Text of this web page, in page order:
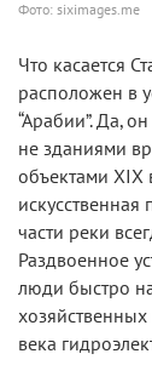
Фото: siximages.me
Что касается
расположен в
“Арабии”. Да,
не зданиями
объектами XIX
искусственная
части реки
Раздвоенное
люди быстро
века